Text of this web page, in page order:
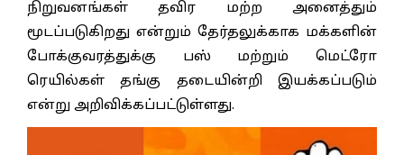
நிறுவனங்கள் தவிர மற்ற அனைத்தும்
மூடப்படுகிறது என்றும் தேர்தலுக்காக மக்களின்
போக்குவரத்துக்கு பஸ் மற்றும் மெட்ரோ
ரெயில்கள் தங்கு தடையின்றி இயக்கப்படும்
என்று அறிவிக்கப்பட்டுள்ளது.